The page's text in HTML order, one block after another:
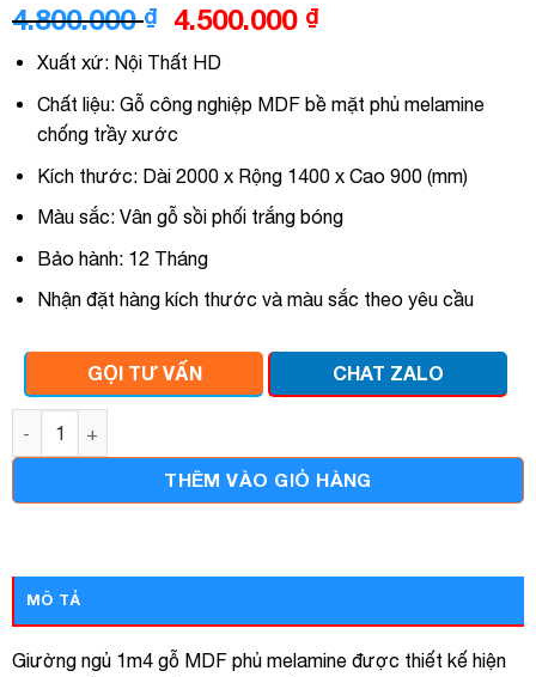
4.800.000₫
Giá
gốc
là:
4.800.000 ₫.
4.500.000 ₫Giá
là:
Xuất xứ: Nội Thất HD
Chất liệu: Gỗ công nghiệp MDF bề mặt phủ melamine
chống trầy xước
Kích thước: Dài 2000 x Rộng 1400 x Cao 900 (mm)
Màu sắc: Vân gỗ sồi phối trắng bóng
Bảo hành: 12 Tháng
Nhận đặt hàng kích thước và màu sắc theo yêu cầu
GỌI TƯ VẤN CHAT ZALO
giường ngủ 1m4 gỗ mdf 2 hộc tủ số lượng
THÊM VÀO GIỎ HÀNG
MÔ TẢ
Giường ngủ 1m4 gỗ MDF phủ melamine được thiết kế hiện